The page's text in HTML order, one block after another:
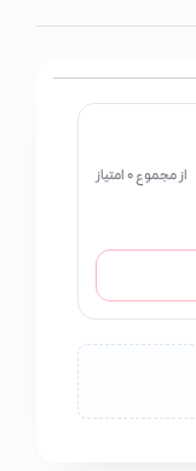
از مجموع 0 امتیاز